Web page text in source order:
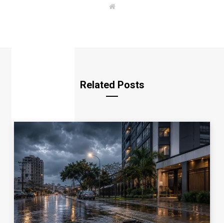
W
Related Posts